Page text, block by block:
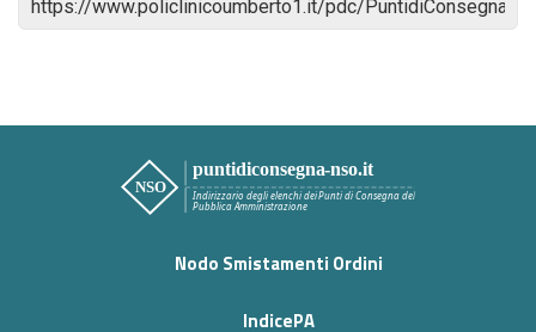
Nodo Smistamenti Ordini
IndicePA